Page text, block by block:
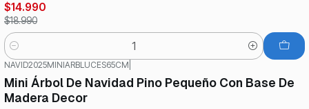
$14.990
$18.990
Cantidad
-22%
NAVID2025MINIARBLUCES65CM
Mini Árbol De Navidad Pino Pequeño Con Base De
Madera Decor